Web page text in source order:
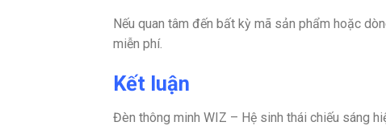
Nếu quan tâm đến bất kỳ mã sản phẩm hoặc
miễn phí.
Kết luận
Đèn thông minh WIZ – Hệ sinh thái chiếu sáng